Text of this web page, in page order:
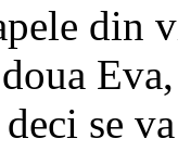
din
se